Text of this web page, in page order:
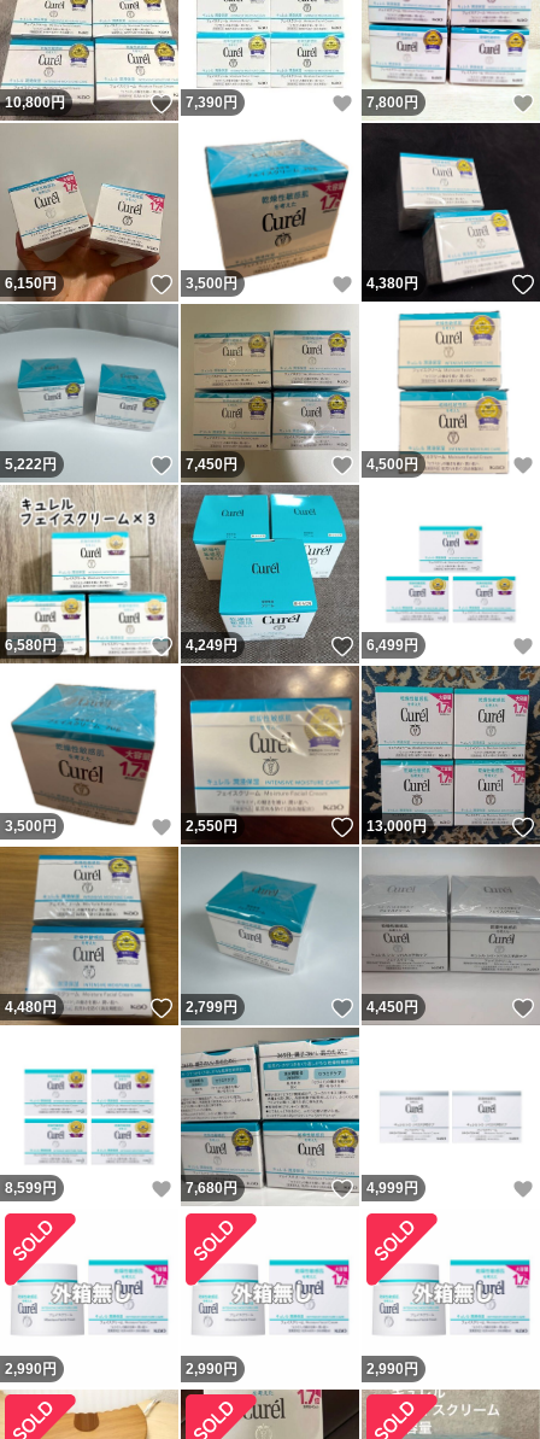
10,800円 いいね！
7,390 円 いいね！
7,800 円
6,150円 いいね！
3,500 円 いいね！
4,380円
5,222円 いいね！
7,450円 いいね！
4,500円
6,580円 いいね！
4,249円 いいね！
6,499円
3,500 円 いいね！
2,550円 いいね！
13,000円
4,480円 いいね！
2,799円 いいね！
4,450円
8,599円 いいね！
7,680円 いいね！
4,999円
2,990 円 2,990 円 2,990 円